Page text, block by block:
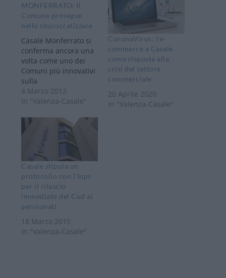
MONFERRATO: Il
Comune prosegue
nello sburocratizzare
Casale Monferrato si
conferma ancora una
volta come uno dei
Comuni più innovativi
sulla
dematerializzazione.
Dopo l’eliminazione
cartacea nei
procedimenti
amministrativi e la
loro sostituzione con
documenti
informatici, ieri
mattina, 27 febbraio,
è stato stipulato il
primo contratto
pubblico informatico,
rispondendo così alle
ultime modifiche
4 Marzo 2013
In "Valenza-Casale"
CoronaVirus: l’e-
commerce a Casale
come risposta alla
crisi del settore
commerciale
20 Aprile 2020
In "Valenza-Casale"
Casale stipula un
protocollo con l’Inps
per il rilascio
immediato del Cud ai
pensionati
18 Marzo 2015
In "Valenza-Casale"